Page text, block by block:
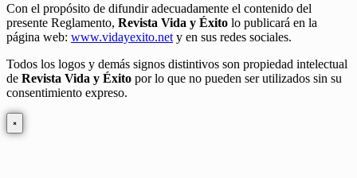
Con el propósito de difundir adecuadamente el contenido del
presente Reglamento, Revista Vida y Éxito lo publicará en la
página web: www.vidayexito.net y en sus redes sociales.
Todos los logos y demás signos distintivos son propiedad intelectual
de Revista Vida y Éxito por lo que no pueden ser utilizados sin su
consentimiento expreso.
×